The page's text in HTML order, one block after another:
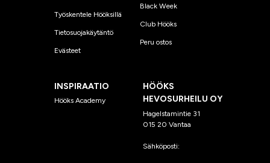
Työskentele Hööksillä
Tietosuojakäytäntö
Evästeet
Black Week
Club Hööks
Peru ostos
INSPIRAATIO
Hööks Academy
HÖÖKS
HEVOSURHEILU OY
Hagelstamintie 31
015 20 Vantaa
Sähköposti: